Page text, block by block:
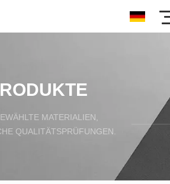
MATERIALIEN,
QUALITÄTSPRÜFUNGEN.